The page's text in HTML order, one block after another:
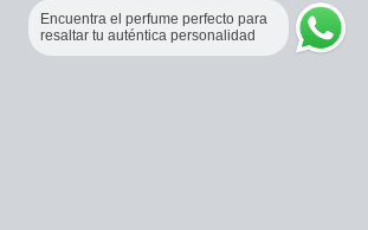
Encuentra el perfume perfecto para
resaltar tu auténtica personalidad